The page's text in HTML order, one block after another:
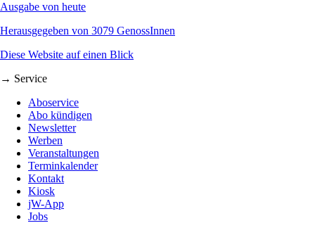
Ausgabe von heute
Herausgegeben von 3079 GenossInnen
Diese Website auf einen Blick
→ Service
Aboservice
Abo kündigen
Newsletter
Werben
Veranstaltungen
Terminkalender
Kontakt
Kiosk
jW-App
Jobs